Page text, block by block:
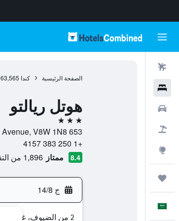
الصفحة الرئيسية كندا 63,565
هوتل ريالتو
3 نجوم
653 Pandora Avenue, V8W 1N8, فيكتوريا, كولومبيا البريطانية, كندا
+1 250 383 4157
8.4 ممتاز 1,896 من التقييمات تم التحقق منها
ج 14/8
2 من الضيوف، غرفة واحدة